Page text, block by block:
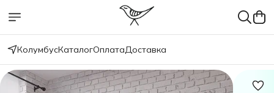
КолумбусКаталогОплатаДоставка